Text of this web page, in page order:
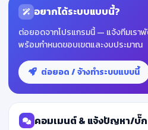
อยากได้ระบบแบบนี้?
ต่อยอดจากโปรแกรมนี้ — แจ้งทีมเร
พร้อมกำหนดขอบเขตและงบประมาณ
ต่อยอด / จ้างทำระบบแบบนี้
คอมเมนต์ & แจ้งปัญหา/บั๊ก